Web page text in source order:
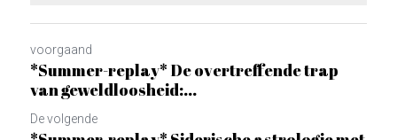
voorgaand
*Summer-replay* De overtreffende trap
van geweldloosheid:...
De volgende